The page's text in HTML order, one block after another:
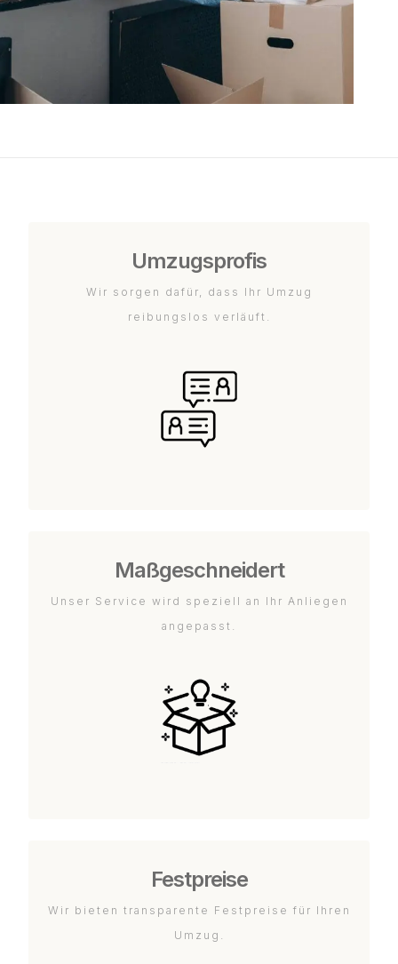
Umzugsprofis
Wir sorgen dafür, dass Ihr Umzug
reibungslos verläuft.
Maßgeschneidert
Unser Service wird speziell an Ihr Anliegen
angepasst.
Festpreise
Wir bieten transparente Festpreise für Ihren
Umzug.